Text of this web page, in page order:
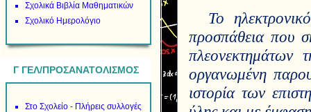
Σχολικά Βιβλία Μαθηματικών
Σχολικό Ημερολόγιο
Γ ΓΕΛ/ΠΡΟΣΑΝΑΤΟΛΙΣΜΟΣ
Στο Σχολείο - Πλήρεις συλλογές
Το
προσπάθεια που
πλεονεκτημάτων
οργανωμένη
ιστορία των